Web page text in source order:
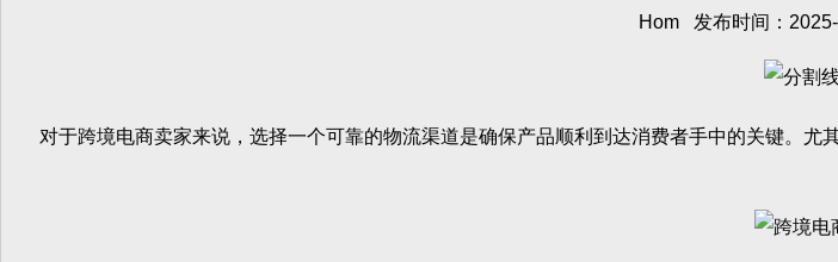
Hom 发布时间：
对于跨境电商卖家来说，选择一个可靠的物流渠道是确保产品顺利到达消费者手中的关键。尤